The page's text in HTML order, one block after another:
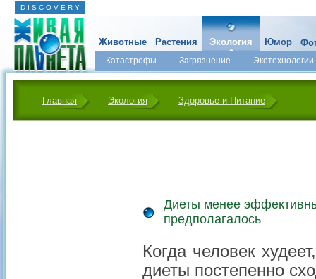
D I S C O V E R Y
Животные Растения Экология
Катастрофы Загрязнение Экотехнологии
Юмор
Главная Экология Здоровье и Питание
Диеты менее
предполагалось
Когда человек
диеты постепенно